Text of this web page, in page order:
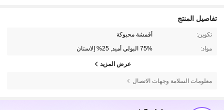
تفاصيل المنتج
تكوين: أقمشة محبوكة
مواد: 75% البولي أميد, 25% إلاستان
عرض المزيد
معلومات السلامة وجهات الاتصال